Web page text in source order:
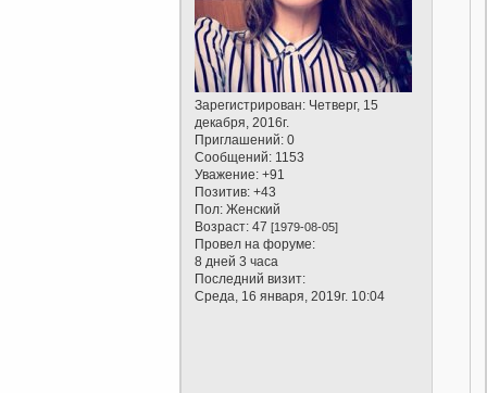
Зарегистрирован: Четверг, 15
декабря, 2016г.
Приглашений: 0
Сообщений: 1153
Уважение: +91
Позитив: +43
Пол: Женский
Возраст: 47[1979-08-05]
Провел на форуме:
8 дней 3 часа
Последний визит:
Среда, 16 января, 2019г. 10:04